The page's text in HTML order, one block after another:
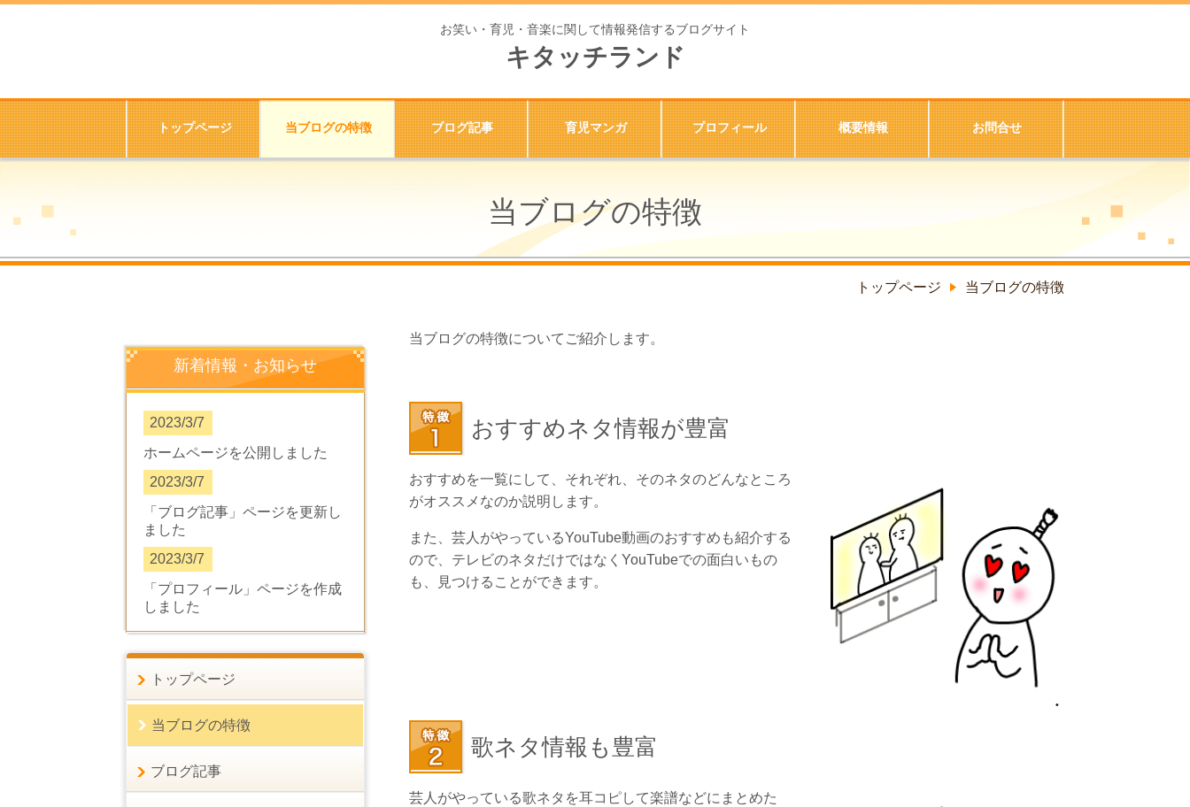
お笑い・育児・音楽に関して情報発信するブログサイト
キタッチランド
トップページ 当ブログの特徴 ブログ記事 育児マンガ プロフィール 概要情報 お問合せ
当ブログの特徴
トップページ 当ブログの特徴
当ブログの特徴についてご紹介します。
おすすめネタ情報が豊富
おすすめを一覧にして、それぞれ、そのネタのどんなところ
がオススメなのか説明します。
また、芸人がやっているYouTube動画のおすすめも紹介する
ので、テレビのネタだけではなくYouTubeでの面白いもの
も、見つけることができます。
歌ネタ情報も豊富
芸人がやっている歌ネタを耳コピして楽譜などにまとめた
新着情報・お知らせ
2023/3/7
ホームページを公開しました
2023/3/7
「ブログ記事」ページを更新し
ました
2023/3/7
「プロフィール」ページを作成
しました
トップページ
当ブログの特徴
ブログ記事